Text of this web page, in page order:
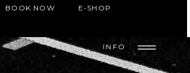
BOOK NOW E-SHOP
INFO